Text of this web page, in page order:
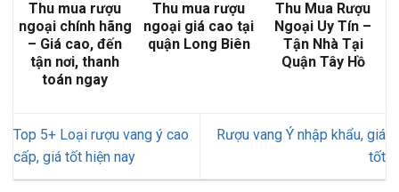
Thu mua rượu
ngoại chính hãng
– Giá cao, đến
tận nơi, thanh
toán ngay
Thu mua rượu
ngoại giá cao tại
quận Long Biên
Thu Mua Rượu
Ngoại Uy Tín –
Tận Nhà Tại
Quận Tây Hồ
Top 5+ Loại rượu vang ý cao
cấp, giá tốt hiện nay
Rượu vang Ý nhập khẩu, giá
tốt